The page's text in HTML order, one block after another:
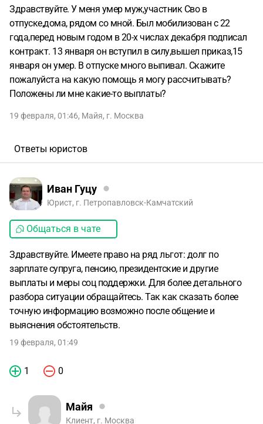
Здравствуйте. У меня умер муж,участник Сво в
отпуске,дома, рядом со мной. Был мобилизован с 22
года,перед новым годом в 20-х числах декабря подписал
контракт. 13 января он вступил в силу,вышел приказ,15
января он умер. В отпуске много выпивал. Скажите
пожалуйста на какую помощь я могу рассчитывать?
Положены ли мне какие-то выплаты?
19 февраля, 01:46, Майя, г. Москва
Ответы юристов
Иван Гуцу
Юрист, г. Петропавловск-Камчатский
Общаться в чате
Здравствуйте. Имеете право на ряд льгот: долг по
зарплате супруга, пенсию, президентские и другие
выплаты и меры соц поддержки. Для более детального
разбора ситуации обращайтесь. Так как сказать более
точную информацию возможно после общение и
выяснения обстоятельств.
19 февраля, 01:49
1 0
Майя
Клиент, г. Москва